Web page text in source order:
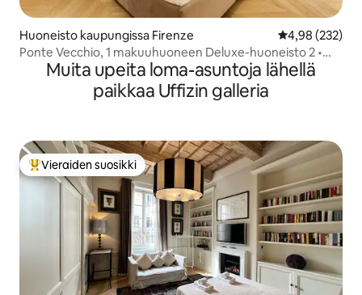
Huoneisto kaupungissa Firenze
4,98 (232)
Ponte Vecchio, 1 makuuhuoneen Deluxe-huoneisto 2 •
KUKI STAY
Muita upeita loma-asuntoja lähellä
paikkaa Uffizin galleria
Vieraiden suosikkien parhaimmistoa
Vieraiden suosikki